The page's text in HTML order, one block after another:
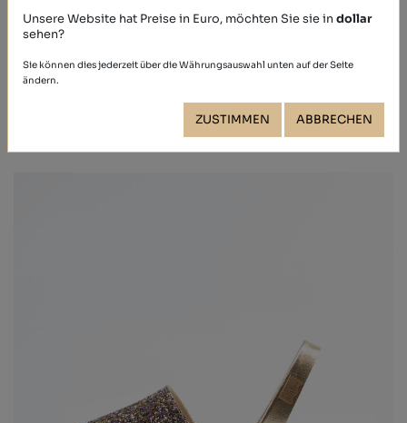
CALF
Unsere Website hat Preise in Euro, möchten Sie sie indollar
sehen?
Sie können dies jederzeit über die Währungsauswahl unten auf der Seite
ändern.
ZUSTIMMEN ABBRECHEN